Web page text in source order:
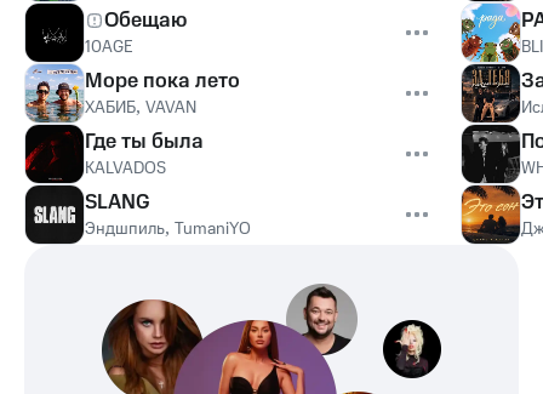
Обещаю
10AGE
Море пока лето
ХАБИБ, VAVAN
Где ты была
KALVADOS
SLANG
Эндшпиль, TumaniYO